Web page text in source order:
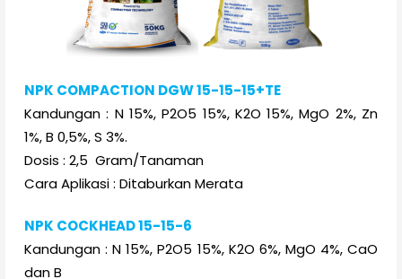
NPK COMPACTION DGW 15-15-15+TE
Kandungan : N 15%, P2O5 15%, K2O 15%, MgO 2%, Zn
1%, B 0,5%, S 3%.
Dosis : 2,5 Gram/Tanaman
Cara Aplikasi : Ditaburkan Merata
NPK COCKHEAD 15-15-6
Kandungan : N 15%, P2O5 15%, K2O 6%, MgO 4%, CaO
dan B